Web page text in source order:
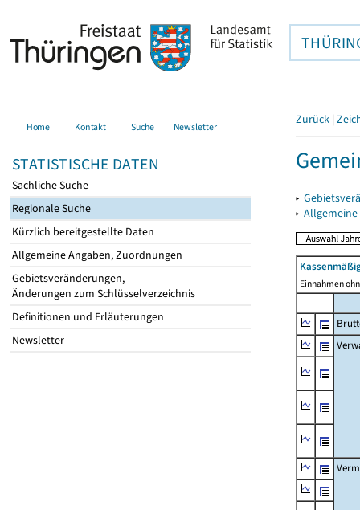
Home Kontakt Suche Newsletter
STATISTISCHE DATEN
Sachliche Suche
Regionale Suche
Kürzlich bereitgestellte Daten
Allgemeine Angaben, Zuordnungen
Gebietsveränderungen,
Änderungen zum Schlüsselverzeichnis
Definitionen und Erläuterungen
Newsletter
Zurück |
▸
▸
Einnahmen